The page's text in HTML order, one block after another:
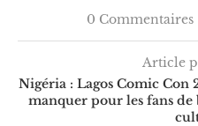
0 Commentaires
Article
Nigéria : Lagos Comic Con
manquer pour les fans de